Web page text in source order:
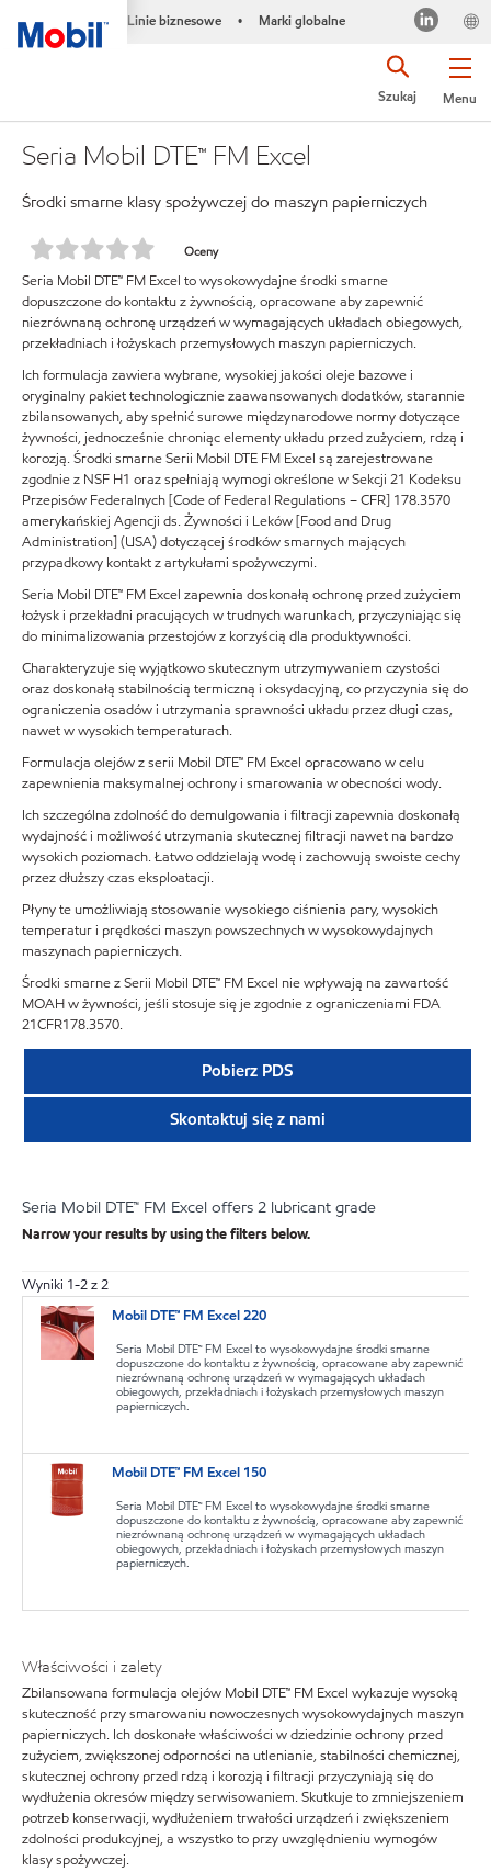
Linie biznesowe • Marki globalne
Menu
Szukaj
Seria Mobil DTE™ FM Excel
Środki smarne klasy spożywczej do maszyn papierniczych
Oceny
Seria Mobil DTE™ FM Excel to wysokowydajne środki smarne
dopuszczone do kontaktu z żywnością, opracowane aby zapewnić
niezrównaną ochronę urządzeń w wymagających układach obiegowych,
przekładniach i łożyskach przemysłowych maszyn papierniczych.
Ich formulacja zawiera wybrane, wysokiej jakości oleje bazowe i
oryginalny pakiet technologicznie zaawansowanych dodatków, starannie
zbilansowanych, aby spełnić surowe międzynarodowe normy dotyczące
żywności, jednocześnie chroniąc elementy układu przed zużyciem, rdzą i
korozją. Środki smarne Serii Mobil DTE FM Excel są zarejestrowane
zgodnie z NSF H1 oraz spełniają wymogi określone w Sekcji 21 Kodeksu
Przepisów Federalnych [Code of Federal Regulations – CFR] 178.3570
amerykańskiej Agencji ds. Żywności i Leków [Food and Drug
Administration] (USA) dotyczącej środków smarnych mających
przypadkowy kontakt z artykułami spożywczymi.
Seria Mobil DTE™ FM Excel zapewnia doskonałą ochronę przed zużyciem
łożysk i przekładni pracujących w trudnych warunkach, przyczyniając się
do minimalizowania przestojów z korzyścią dla produktywności.
Charakteryzuje się wyjątkowo skutecznym utrzymywaniem czystości
oraz doskonałą stabilnością termiczną i oksydacyjną, co przyczynia się do
ograniczenia osadów i utrzymania sprawności układu przez długi czas,
nawet w wysokich temperaturach.
Formulacja olejów z serii Mobil DTE™ FM Excel opracowano w celu
zapewnienia maksymalnej ochrony i smarowania w obecności wody.
Ich szczególna zdolność do demulgowania i filtracji zapewnia doskonałą
wydajność i możliwość utrzymania skutecznej filtracji nawet na bardzo
wysokich poziomach. Łatwo oddzielają wodę i zachowują swoiste cechy
przez dłuższy czas eksploatacji.
Płyny te umożliwiają stosowanie wysokiego ciśnienia pary, wysokich
temperatur i prędkości maszyn powszechnych w wysokowydajnych
maszynach papierniczych.
Środki smarne z Serii Mobil DTE™ FM Excel nie wpływają na zawartość
MOAH w żywności, jeśli stosuje się je zgodnie z ograniczeniami FDA
21CFR178.3570.
Pobierz PDS
Skontaktuj się z nami
Seria Mobil DTE™ FM Excel offers 2 lubricant grade
Narrow your results by using the filters below.
Wyniki 1-2z2
Mobil DTE™ FM Excel 220
Seria Mobil DTE™ FM Excel to wysokowydajne środki smarne
dopuszczone do kontaktu z żywnością, opracowane aby zapewnić
niezrównaną ochronę urządzeń w wymagających układach
obiegowych, przekładniach i łożyskach przemysłowych maszyn
papierniczych.
Mobil DTE™ FM Excel 150
Seria Mobil DTE™ FM Excel to wysokowydajne środki smarne
dopuszczone do kontaktu z żywnością, opracowane aby zapewnić
niezrównaną ochronę urządzeń w wymagających układach
obiegowych, przekładniach i łożyskach przemysłowych maszyn
papierniczych.
Właściwości i zalety
Zbilansowana formulacja olejów Mobil DTE™ FM Excel wykazuje wysoką
skuteczność przy smarowaniu nowoczesnych wysokowydajnych maszyn
papierniczych. Ich doskonałe właściwości w dziedzinie ochrony przed
zużyciem, zwiększonej odporności na utlenianie, stabilności chemicznej,
skutecznej ochrony przed rdzą i korozją i filtracji przyczyniają się do
wydłużenia okresów między serwisowaniem. Skutkuje to zmniejszeniem
potrzeb konserwacji, wydłużeniem trwałości urządzeń i zwiększeniem
zdolności produkcyjnej, a wszystko to przy uwzględnieniu wymogów
klasy spożywczej.